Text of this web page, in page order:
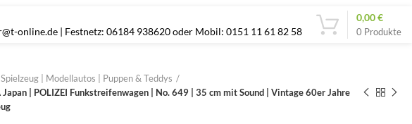
online.de | Festnetz: 06184 938620 oder Mobil: 0151 11 61 82 58
0 Produkte
0,00€
Spielzeug | Modellautos | Puppen & Teddys
Japan | POLIZEI Funkstreifenwagen | No. 649 | 35 cm mit Sound | Vintage 60er Jahre